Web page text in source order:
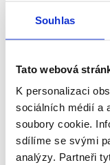
Souhlas
Tato webová
K personalizaci
sociálních médií a
soubory cookie.
sdílíme se svými
analýzy. Partneři
Malá stěhování
Nejčastěji se
místností.